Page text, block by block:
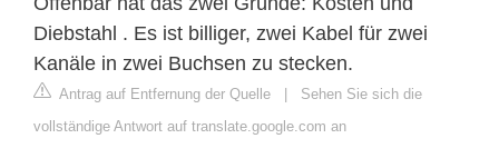
Diebstahl . Es ist billiger, zwei Kabel für zwei
Kanäle in zwei Buchsen zu stecken.
Antrag auf Entfernung der Quelle
Sehen Sie sich die
vollständige Antwort auf translate.google.com an